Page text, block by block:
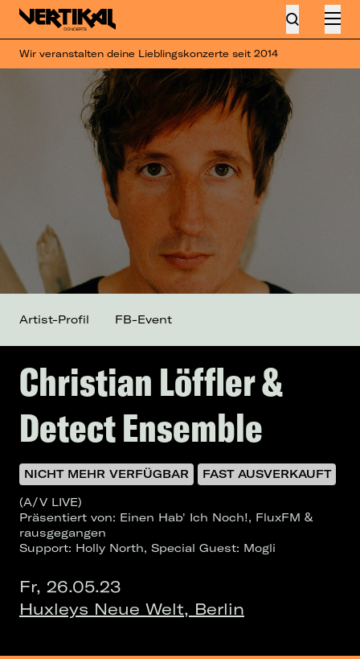
Wir veranstalten deine Lieblingskonzerte seit 2014
Christian Löffler &
Detect Ensemble
NICHT MEHR VERFÜGBAR
FAST AUSVERKAUFT
(A/V LIVE)
Präsentiert von: Einen Hab' Ich Noch!, FluxFM &
rausgegangen
Support: Holly North, Special Guest: Mogli
Fr, 26.05.23
Huxleys Neue Welt, Berlin
Artist-Profil FB-Event